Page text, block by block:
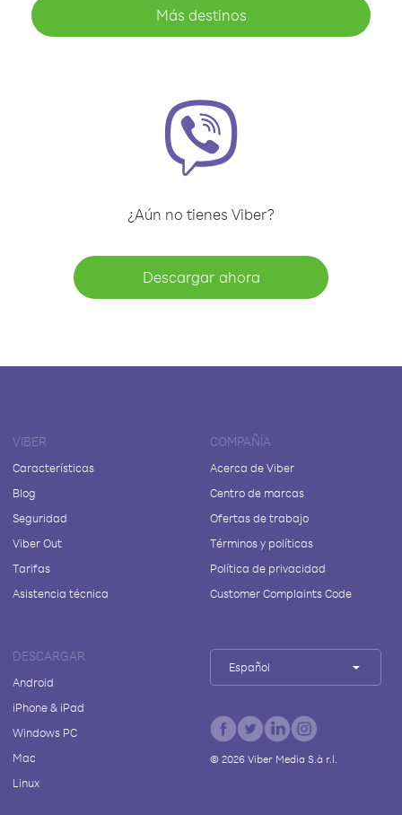
Más destinos
¿Aún no tienes Viber?
Descargar ahora
VIBER
Características
Blog
Seguridad
Viber Out
Tarifas
Asistencia técnica
COMPAÑÍA
Acerca de Viber
Centro de marcas
Ofertas de trabajo
Términos y políticas
Política de privacidad
Customer Complaints Code
DESCARGAR
Android
iPhone & iPad
Windows PC
Mac
Linux
Español
© 2026Viber Media S.à r.l.